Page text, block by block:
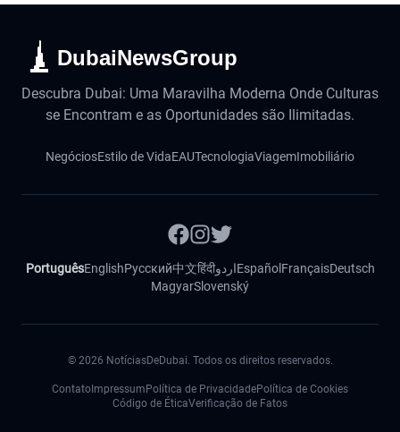
DubaiNewsGroup
Descubra Dubai: Uma Maravilha Moderna Onde Culturas
se Encontram e as Oportunidades são Ilimitadas.
NegóciosEstilo de VidaEAUTecnologiaViagemImobiliário
PortuguêsEnglishРусский中文हिंदीاردوEspañol FrançaisDeutsch
MagyarSlovenský
© 2026 NotíciasDeDubai. Todos os direitos reservados.
Contato Impressum Política de PrivacidadePolítica de Cookies
Código de ÉticaVerificação de Fatos